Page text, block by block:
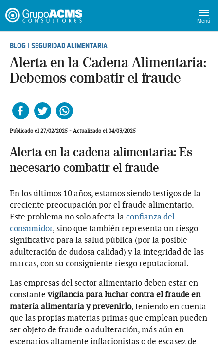
Menú
BLOG | SEGURIDAD ALIMENTARIA
Alerta en la Cadena Alimentaria:
Debemos combatir el fraude
Publicado el 27/02/2025 - Actualizado el 04/03/2025
Alerta en la cadena alimentaria: Es
necesario combatir el fraude
En los últimos 10 años, estamos siendo testigos de la
creciente preocupación por el fraude alimentario.
Este problema no solo afecta la confianza del
consumidor, sino que también representa un riesgo
significativo para la salud pública (por la posible
adulteración de dudosa calidad) y la integridad de las
marcas, con su consiguiente riesgo reputacional.
Las empresas del sector alimentario deben estar en
constantevigilancia para luchar contra el fraude en
materia alimentaria y prevenirlo, teniendo en cuenta
que las propias materias primas que emplean pueden
ser objeto de fraude o adulteración, más aún en
escenarios altamente inflacionistas o de escasez de